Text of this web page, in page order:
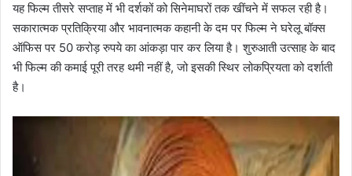
यह फिल्म तीसरे सप्ताह में भी दर्शकों को सिनेमाघरों तक खींचने में सफल रही है।
सकारात्मक प्रतिक्रिया और भावनात्मक कहानी के दम पर फिल्म ने घरेलू बॉक्स
ऑफिस पर 50 करोड़ रुपये का आंकड़ा पार कर लिया है। शुरुआती उत्साह के बाद
भी फिल्म की कमाई पूरी तरह थमी नहीं है, जो इसकी स्थिर लोकप्रियता को दर्शाती
है।